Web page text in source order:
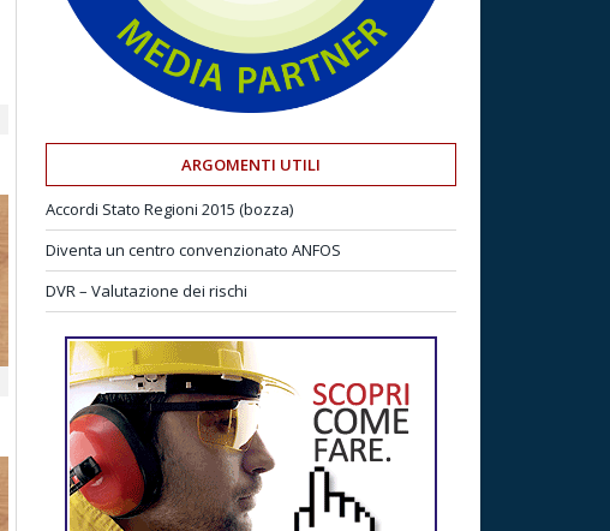
ARGOMENTI UTILI
Accordi Stato Regioni 2015 (bozza)
Diventa un centro convenzionato ANFOS
DVR – Valutazione dei rischi